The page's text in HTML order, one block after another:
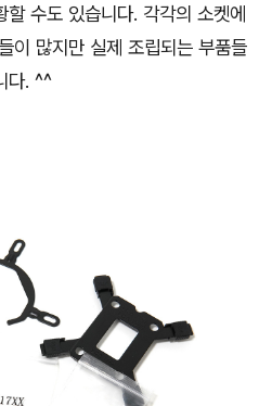
수도 있습니다. 각각의 소켓에
이 많지만 실제 조립되는 부품들
다. ^^